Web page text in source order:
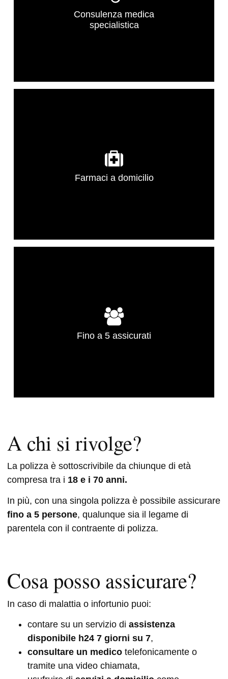
Consulenza medica
specialistica
Farmaci a domicilio
Fino a 5 assicurati
A chi si rivolge?
La polizza è sottoscrivibile da chiunque di età
compresa tra i 18 e i 70 anni.
In più, con una singola polizza è possibile assicurare
fino a 5 persone, qualunque sia il legame di
parentela con il contraente di polizza.
Cosa posso assicurare?
In caso di malattia o infortunio puoi:
contare su un servizio di assistenza
disponibile h24 7 giorni su 7,
consultare un medicotelefonicamente o
tramite una video chiamata,